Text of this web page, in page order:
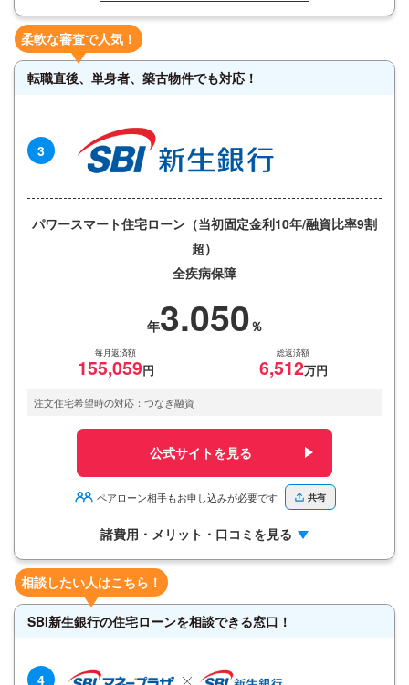
柔軟な審査で人気！
転職直後、単身者、築古物件でも対応！
3
パワースマート住宅ローン（当初固定金利10年/融資比率9割
超）
全疾病保障
3.050
毎月返済額
155,059
総返済額
6,512
注文住宅希望時の対応：つなぎ融資
公式サイトを見る
ペアローン相手もお申し込みが必要です 共有
諸費用・メリット・口コミを見る
相談したい人はこちら！
SBI新生銀行の住宅ローンを相談できる窓口！
4